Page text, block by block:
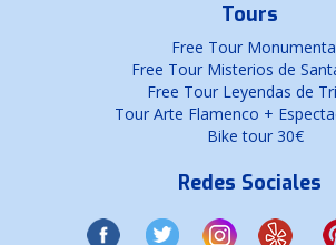
Tours
Free Tour
Free Tour Misterios de
Free Tour Leyendas de
Tour Arte Flamenco +
Bike tour 30€
Redes Sociales